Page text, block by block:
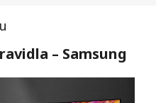
– Samsung